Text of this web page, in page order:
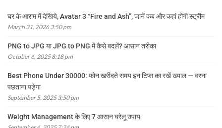
घर के आराम में देखिये, Avatar 3 “Fire and Ash”, जानें कब और कहां होगी स्ट्रीम
March 31, 2026 3:50 pm
PNG to JPG या JPG to PNG में कैसे बदलें? आसान तरीका
October 6, 2025 8:18 pm
Best Phone Under 30000: फोन खरीदते समय इन टिप्स का रखें ख्याल — वरना
पछताना पड़ेगा
September 5, 2025 3:50 pm
Weight Management के लिए 7 आसान घरेलू उपाय